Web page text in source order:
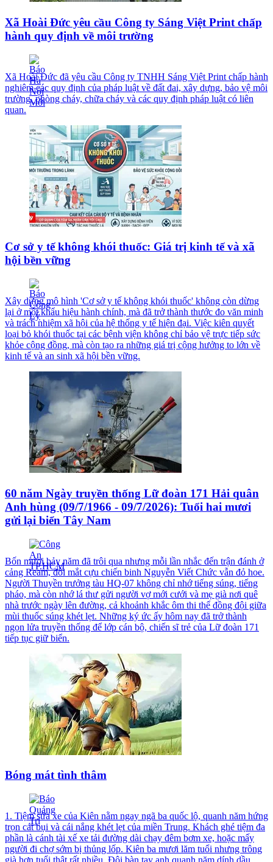
Xã Hoài Đức yêu cầu Công ty Sáng Việt Print chấp
hành quy định về môi trường
Xã Hoài Đức đã yêu cầu Công ty TNHH Sáng Việt Print chấp hành
nghiêm các quy định của pháp luật về đất đai, xây dựng, bảo vệ môi
trường, phòng cháy, chữa cháy và các quy định pháp luật có liên
quan.
Cơ sở y tế không khói thuốc: Giá trị kinh tế và xã
hội bền vững
Xây dựng mô hình 'Cơ sở y tế không khói thuốc' không còn dừng
lại ở một khẩu hiệu hành chính, mà đã trở thành thước đo văn minh
và trách nhiệm xã hội của hệ thống y tế hiện đại. Việc kiên quyết
loại bỏ khói thuốc tại các bệnh viện không chỉ bảo vệ trực tiếp sức
khỏe cộng đồng, mà còn tạo ra những giá trị cộng hưởng to lớn về
kinh tế và an sinh xã hội bền vững.
60 năm Ngày truyền thống Lữ đoàn 171 Hải quân
Anh hùng (09/7/1966 - 09/7/2026): Tuổi hai mươi
gửi lại biển Tây Nam
Bốn mươi bảy năm đã trôi qua nhưng mỗi lần nhắc đến trận đánh ở
cảng Ream, đôi mắt cựu chiến binh Nguyễn Viết Chức vẫn đỏ hoe.
Người Thuyền trưởng tàu HQ-07 không chỉ nhớ tiếng súng, tiếng
pháo, mà còn nhớ lá thư gửi người vợ mới cưới và mẹ già nơi quê
nhà trước ngày lên đường, cả khoảnh khắc ôm thi thể đồng đội giữa
mùi thuốc súng khét lẹt. Những ký ức ấy hôm nay đã trở thành
ngọn lửa truyền thống để lớp cán bộ, chiến sĩ trẻ của Lữ đoàn 171
tiếp tục giữ biển.
Bóng mát tình thâm
1. Tiệm sửa xe của Kiên nằm ngay ngã ba quốc lộ, quanh năm hứng
trọn cát bụi và cái nắng khét lẹt của miền Trung. Khách ghé tiệm đa
phần là cánh tài xế xe tải đường dài chạy đêm bơm xe, hoặc mấy
người đi chợ sớm bị thủng lốp. Kiên ba mươi lăm tuổi nhưng trông
già hơn tuổi thật rất nhiều. Đôi bàn tay anh quanh năm dính dầu